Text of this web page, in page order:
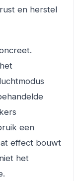
en herstel
een
effect bouwt
het